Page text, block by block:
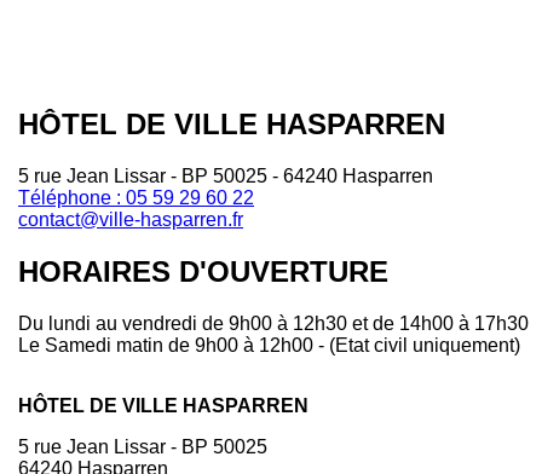
HÔTEL DE VILLE HASPARREN
5 rue Jean Lissar - BP 50025 - 64240 Hasparren
Téléphone : 05 59 29 60 22
contact@ville-hasparren.fr
HORAIRES D'OUVERTURE
Du lundi au vendredi de 9h00 à 12h30 et de 14h00 à 17h30
Le Samedi matin de 9h00 à 12h00 - (Etat civil uniquement)
HÔTEL DE VILLE HASPARREN
5 rue Jean Lissar - BP 50025
64240 Hasparren